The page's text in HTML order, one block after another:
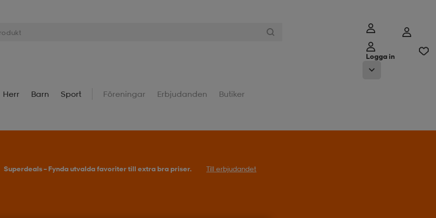
Logga in
Herr Barn Sport Föreningar Erbjudanden Butiker
Superdeals – Fynda utvalda favoriter till extra bra priser. Till erbjudandet